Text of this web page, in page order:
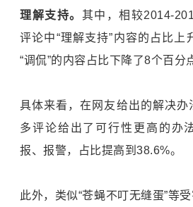
理解支持。 其中，相较2014-
评论中“理解支持”内容的占比上
“调侃”的内容占比下降了8个百分
具体来看，在网友给出的解决办
多评论给出了可行性更高的办
报、报警，占比提高到38.6%。
此外，类似“苍蝇不叮无缝蛋”等